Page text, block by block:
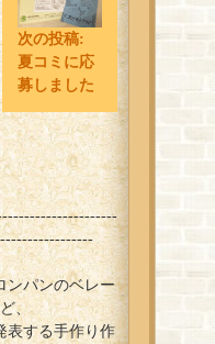
次の投稿:
夏コミに応
募しました
ンパンのベレー
、
表する手作り作